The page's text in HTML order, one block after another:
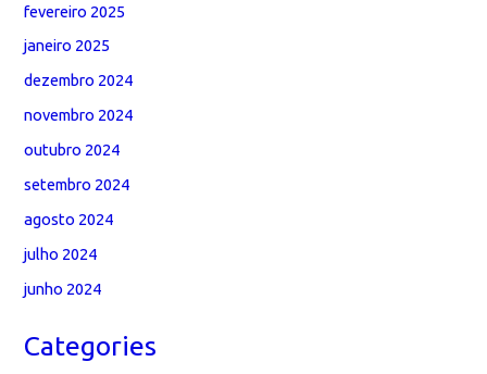
fevereiro 2025
janeiro 2025
dezembro 2024
novembro 2024
outubro 2024
setembro 2024
agosto 2024
julho 2024
junho 2024
Categories